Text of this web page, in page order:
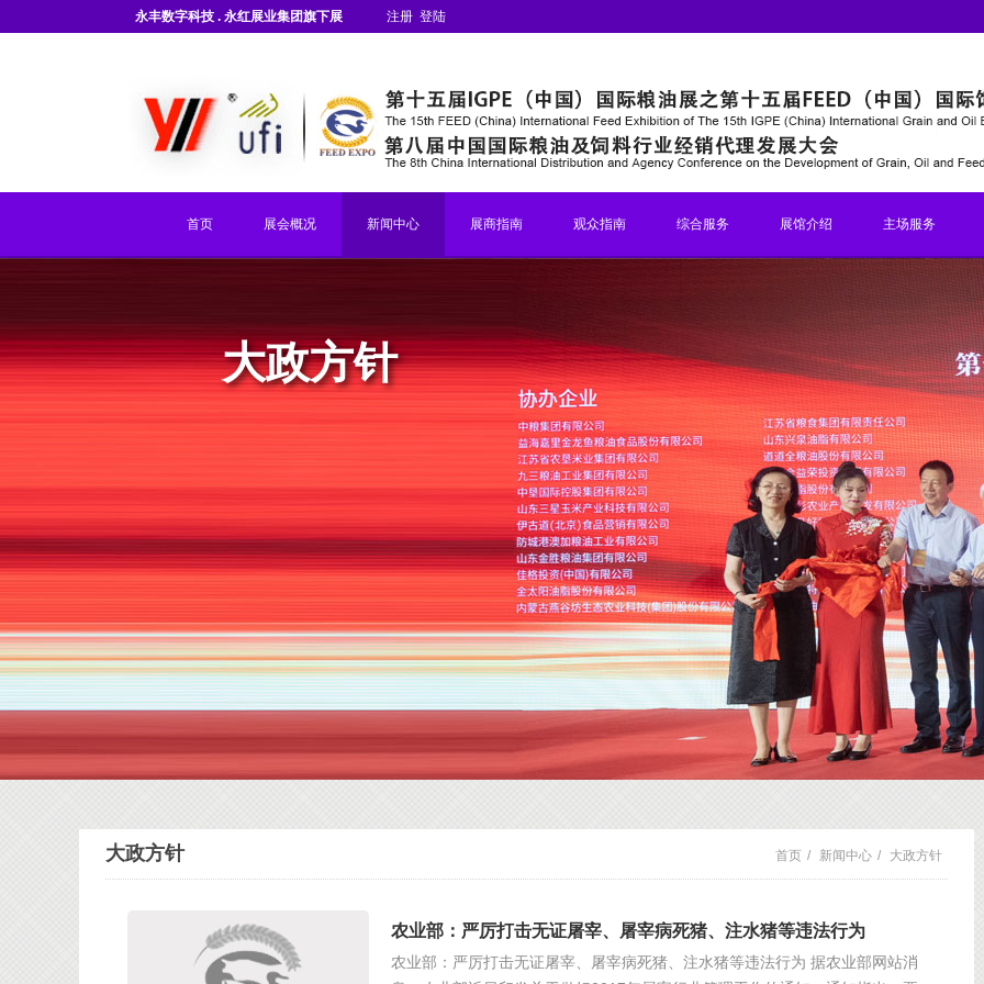
永丰数字科技 . 永红展业集团旗下展 注册 登陆
首页 展会概况 新闻中心 展商指南 观众指南 综合服务 展馆介绍 主场服务
大政方针
大政方针 首页 / 新闻中心 / 大政方针
农业部：严厉打击无证屠宰、屠宰病死猪、注水猪等违法行为
农业部：严厉打击无证屠宰、屠宰病死猪、注水猪等违法行为 据农业部网站消